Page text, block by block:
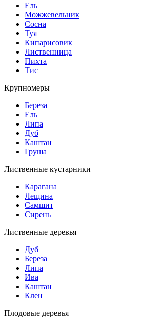
Ель
Можжевельник
Сосна
Туя
Кипарисовик
Лиственница
Пихта
Тис
Крупномеры
Береза
Ель
Липа
Дуб
Каштан
Груша
Лиственные кустарники
Карагана
Лещина
Самшит
Сирень
Лиственные деревья
Дуб
Береза
Липа
Ива
Каштан
Клен
Плодовые деревья